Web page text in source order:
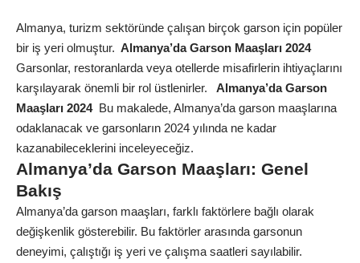
Almanya, turizm sektöründe çalışan birçok garson için popüler
bir iş yeri olmuştur. Almanya’da Garson Maaşları 2024
Garsonlar, restoranlarda veya otellerde misafirlerin ihtiyaçlarını
karşılayarak önemli bir rol üstlenirler.
Almanya’da Garson
Maaşları 2024Bu makalede, Almanya’da garson maaşlarına
odaklanacak ve garsonların 2024 yılında ne kadar
kazanabileceklerini inceleyeceğiz.
Almanya’da Garson Maaşları: Genel
Bakış
Almanya’da garson maaşları, farklı faktörlere bağlı olarak
değişkenlik gösterebilir. Bu faktörler arasında garsonun
deneyimi, çalıştığı iş yeri ve çalışma saatleri sayılabilir.